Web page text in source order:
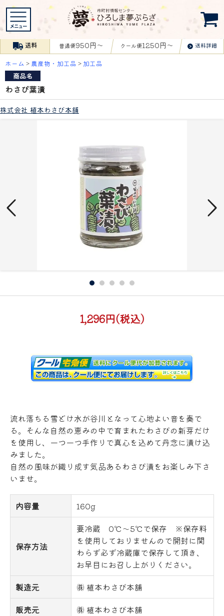
送料 普通便950円〜 クール便1250円〜 送料詳細
ホーム > 農産物・加工品 > 加工品
商品名
わさび葉漬
株式会社 植本わさび本舗
1,296円(税込)
流れ落ちる雪どけ水が谷川となって心地よい音を奏で
る。そんな自然の恵みの中で育まれたわさびの新芽だけ
を使用し、一つ一つ手作りで真心を込めて丹念に漬け込
みました。
自然の風味が織り成す気品あるわさび漬をお楽しみ下さ
いませ。
内容量 160g
保存方法
要冷蔵 0℃～5℃で保存 ※保存料
を使用しておりませんので開封に関
わらず必ず冷蔵庫で保存して頂き、
お早目にお召し上がりください。
製造元
㈱ 植本わさび本舗
販売元
㈱ 植本わさび本舗